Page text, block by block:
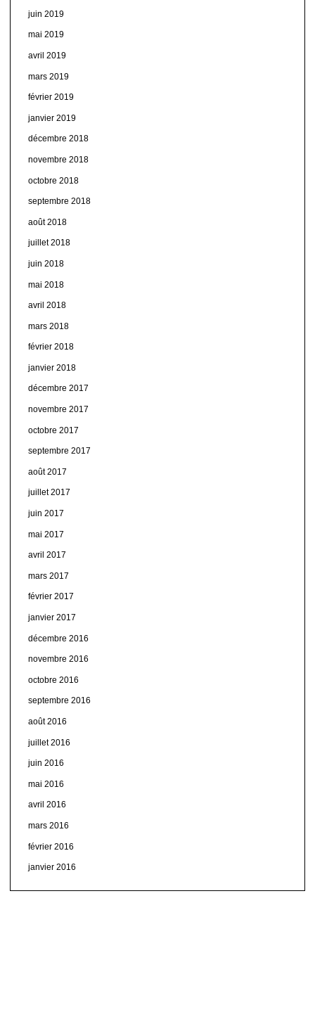
juin 2019
mai 2019
avril 2019
mars 2019
février 2019
janvier 2019
décembre 2018
novembre 2018
octobre 2018
septembre 2018
août 2018
juillet 2018
juin 2018
mai 2018
avril 2018
mars 2018
février 2018
janvier 2018
décembre 2017
novembre 2017
octobre 2017
septembre 2017
août 2017
juillet 2017
juin 2017
mai 2017
avril 2017
mars 2017
février 2017
janvier 2017
décembre 2016
novembre 2016
octobre 2016
septembre 2016
août 2016
juillet 2016
juin 2016
mai 2016
avril 2016
mars 2016
février 2016
janvier 2016